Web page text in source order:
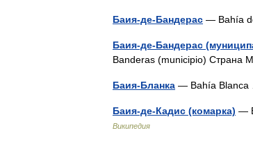
Баия-де-Бандерас — Bahía
Баия-де-Бандерас
Banderas (municipio) Страна
Баия-Бланка — Bahía
Баия-де-Кадис (комарка) —
Википедия